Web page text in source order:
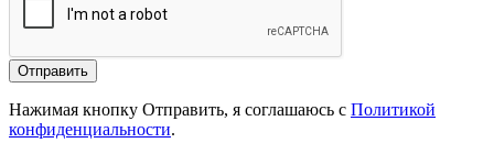
Нажимая кнопку Отправить, я соглашаюсь с Политикой
конфиденциальности.